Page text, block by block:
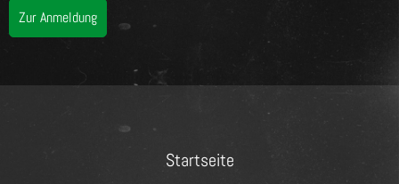
Zur Anmeldung
Startseite